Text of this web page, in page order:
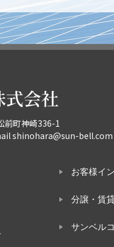
会社
前町神崎336-1
shinohara@sun-bell.com
お客様イ
分譲・賃
サンベル